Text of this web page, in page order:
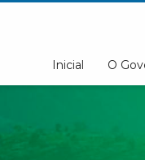
Inicial O